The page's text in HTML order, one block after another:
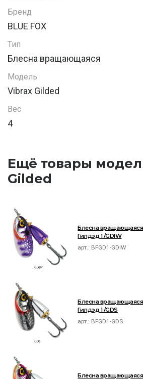
Бренд
BLUE FOX
Тип
Блесна вращающаяся
Модель
Vibrax Gilded
Вес
4
Ещё товары
Gilded
Блесна вращающаяся
Гилдэд 1 /GDIW
арт.: BFGD1-GDIW
Блесна вращающаяся
Гилдэд 1 /GDS
арт.: BFGD1-GDS
Блесна вращающаяся